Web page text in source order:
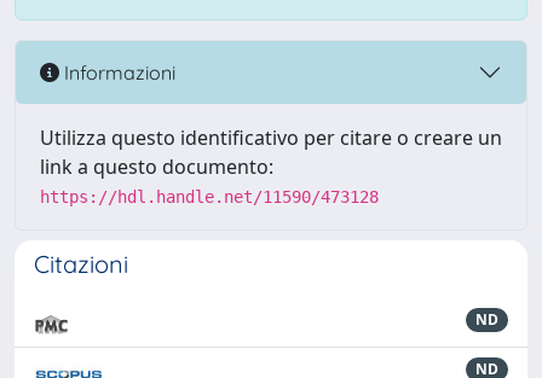
Informazioni
Utilizza questo identificativo per citare o creare un
link a questo documento:
https://hdl.handle.net/11590/473128
Citazioni
ND
ND